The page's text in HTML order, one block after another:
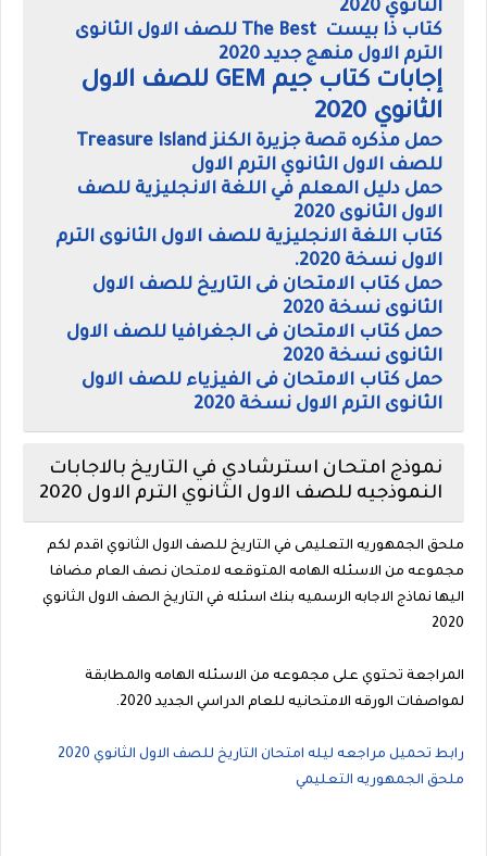
الثانوي 2020
كتاب ذا بيست The Best للصف الاول الثانوى
الترم الاول منهج جديد 2020
إجابات كتاب جيم GEM للصف الاول
الثانوي 2020
حمل مذكره قصة جزيرة الكنز Treasure Island
للصف الاول الثانوي الترم الاول
حمل دليل المعلم في اللغة الانجليزية للصف
الاول الثانوى 2020
كتاب اللغة الانجليزية للصف الاول الثانوى الترم
الاول نسخة 2020.
حمل كتاب الامتحان فى التاريخ للصف الاول
الثانوى نسخة 2020
حمل كتاب الامتحان فى الجغرافيا للصف الاول
الثانوى نسخة 2020
حمل كتاب الامتحان فى الفيزياء للصف الاول
الثانوى الترم الاول نسخة 2020
نموذج امتحان استرشادي في التاريخ بالاجابات
النموذجيه للصف الاول الثانوي الترم الاول 2020
ملحق الجمهوريه التعليمى في التاريخ للصف الاول الثانوي اقدم لكم
مجموعه من الاسئله الهامه المتوقعه لامتحان نصف العام مضافا
اليها نماذج الاجابه الرسميه بنك اسئله في التاريخ الصف الاول الثانوي
2020
المراجعة تحتوي على مجموعه من الاسئله الهامه والمطابقة
لمواصفات الورقه الامتحانيه للعام الدراسي الجديد 2020.
رابط تحميل مراجعه ليله امتحان التاريخ للصف الاول الثانوي 2020
ملحق الجمهوريه التعليمي